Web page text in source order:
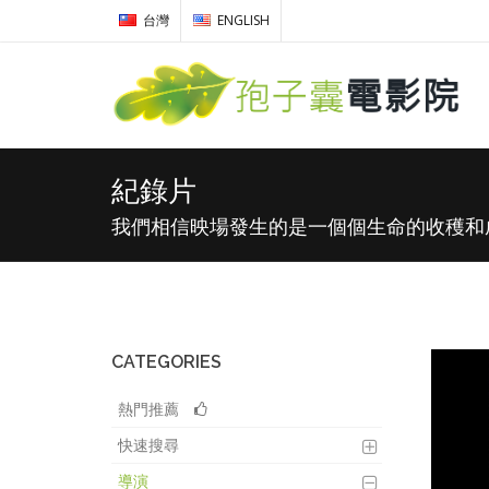
台灣 ENGLISH
紀錄片
我們相信映場發生的是一個個生命的收穫
CATEGORIES
熱門推薦
快速搜尋
導演